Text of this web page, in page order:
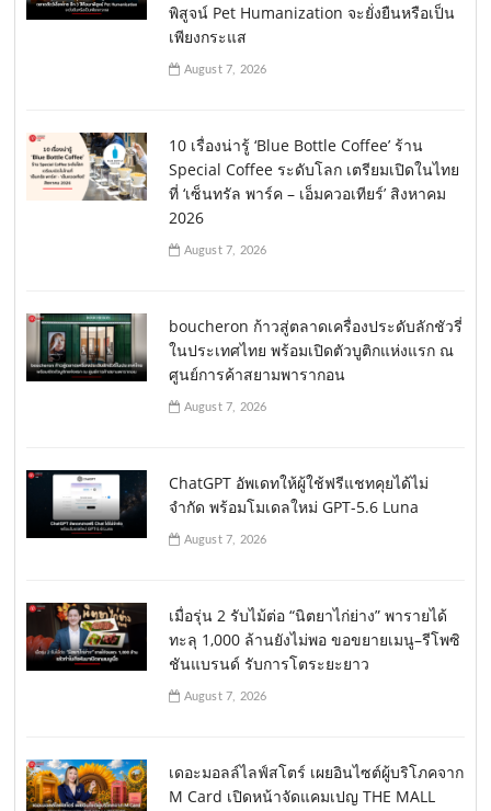
พิสูจน์ Pet Humanization จะยั่งยืนหรือเป็น
เพียงกระแส
August 7, 2026
10 เรื่องน่ารู้ ‘Blue Bottle Coffee’ ร้าน
Special Coffee ระดับโลก เตรียมเปิดในไทย
ที่ ‘เซ็นทรัล พาร์ค – เอ็มควอเทียร์’ สิงหาคม
2026
August 7, 2026
boucheron ก้าวสู่ตลาดเครื่องประดับลักชัวรี่
ในประเทศไทย พร้อมเปิดตัวบูติกแห่งแรก ณ
ศูนย์การค้าสยามพารากอน
August 7, 2026
ChatGPT อัพเดทให้ผู้ใช้ฟรีแชทคุยได้ไม่
จำกัด พร้อมโมเดลใหม่ GPT-5.6 Luna
August 7, 2026
เมื่อรุ่น 2 รับไม้ต่อ “นิตยาไก่ย่าง” พารายได้
ทะลุ 1,000 ล้านยังไม่พอ ขอขยายเมนู–รีโพซิ
ชันแบรนด์ รับการโตระยะยาว
August 7, 2026
เดอะมอลล์ไลฟ์สโตร์ เผยอินไซต์ผู้บริโภคจาก
M Card เปิดหน้าจัดแคมเปญ THE MALL